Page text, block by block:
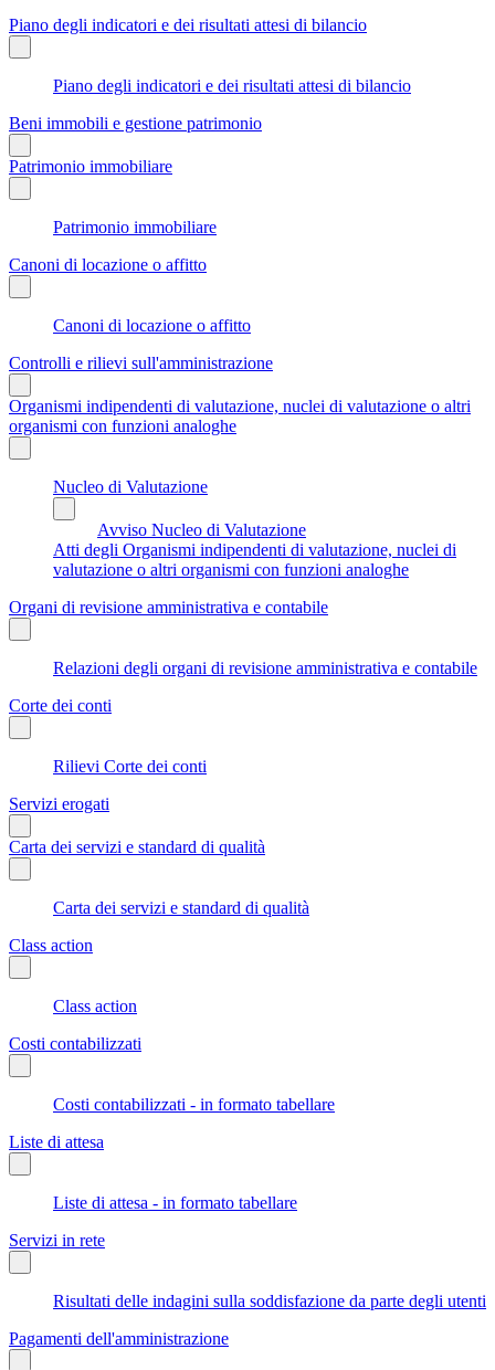
Piano degli indicatori e dei risultati attesi di bilancio
Piano degli indicatori e dei risultati attesi di bilancio
Beni immobili e gestione patrimonio
Patrimonio immobiliare
Patrimonio immobiliare
Canoni di locazione o affitto
Canoni di locazione o affitto
Controlli e rilievi sull'amministrazione
Organismi indipendenti di valutazione, nuclei di valutazione o altri
organismi con funzioni analoghe
Nucleo di Valutazione
Avviso Nucleo di Valutazione
Atti degli Organismi indipendenti di valutazione, nuclei di
valutazione o altri organismi con funzioni analoghe
Organi di revisione amministrativa e contabile
Relazioni degli organi di revisione amministrativa e contabile
Corte dei conti
Rilievi Corte dei conti
Servizi erogati
Carta dei servizi e standard di qualità
Carta dei servizi e standard di qualità
Class action
Class action
Costi contabilizzati
Costi contabilizzati - in formato tabellare
Liste di attesa
Liste di attesa - in formato tabellare
Servizi in rete
Risultati delle indagini sulla soddisfazione da parte degli utenti
Pagamenti dell'amministrazione